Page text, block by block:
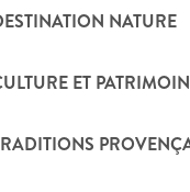
NATURE
ET